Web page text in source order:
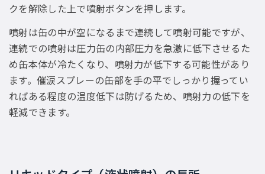
クを解除した上で噴射ボタンを押します。
噴射は缶の中が空になるまで連続して噴射可能ですが、
連続での噴射は圧力缶の内部圧力を急激に低下させるた
め缶本体が冷たくなり、噴射力が低下する可能性があり
ます。催涙スプレーの缶部を手の平でしっかり握ってい
ればある程度の温度低下は防げるため、噴射力の低下を
軽減できます。